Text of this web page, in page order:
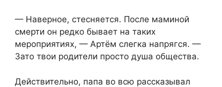
— Наверное, стесняется. После маминой
смерти он редко бывает на таких
мероприятиях, — Артём слегка напрягся. —
Зато твои родители просто душа общества.
Действительно, папа во всю рассказывал